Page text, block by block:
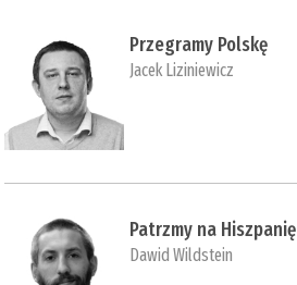
Przegramy Polskę
Jacek Liziniewicz
Patrzmy na Hiszpanię
Dawid Wildstein